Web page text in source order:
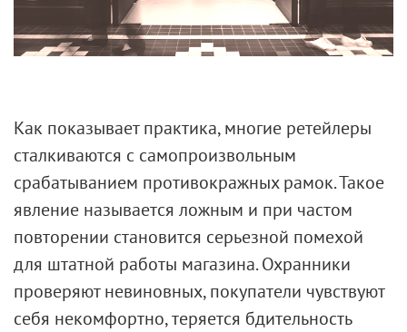
Как показывает практика, многие ретейлеры
сталкиваются с самопроизвольным
срабатыванием противокражных рамок. Такое
явление называется ложным и при частом
повторении становится серьезной помехой
для штатной работы магазина. Охранники
проверяют невиновных, покупатели чувствуют
себя некомфортно, теряется бдительность